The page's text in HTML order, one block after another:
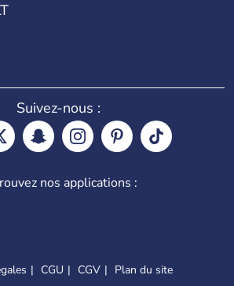
Suivez-nous :
nos applications :
CGU CGV Plan du site